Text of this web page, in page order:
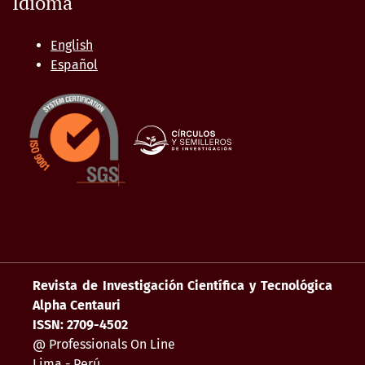
English
Español
Revista de Investigación Científica y Tecnológica
Alpha Centauri
ISSN: 2709-4502
@ Professionals On Line